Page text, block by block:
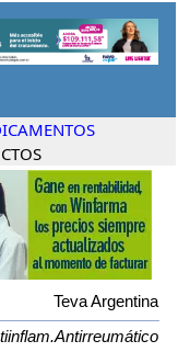
Teva Argentina